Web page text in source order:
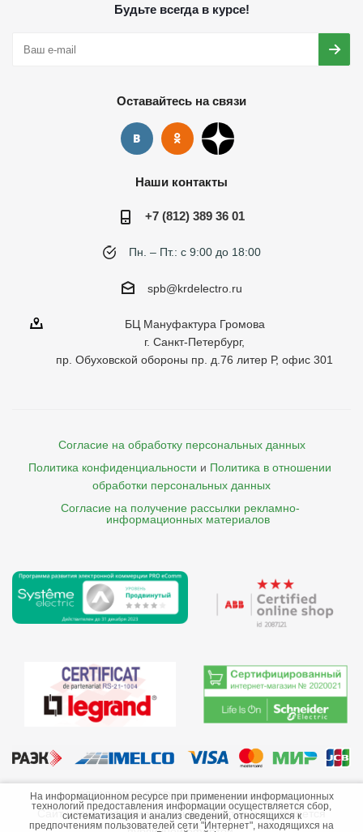
Будьте всегда в курсе!
Оставайтесь на связи
Наши контакты
+7 (812) 389 36 01
Пн. – Пт.: с 9:00 до 18:00
spb@krdelectro.ru
БЦ Мануфактура Громова
г. Санкт-Петербург,
пр. Обуховской обороны пр. д.76 литер Р, офис 301
Согласие на обработку персональных данных
Политика конфиденциальности и Политика в отношении
обработки персональных данных
Согласие на получение рассылки рекламно-
    информационных материалов
©2013-2026 ООО «Краснодарэлектро»
Сайт носит информационный характер и не является
На информационном ресурсе при применении информационных
технологий предоставления информации осуществляется сбор,
систематизация и анализ сведений, относящихся к
предпочтениям пользователей сети "Интернет", находящихся на